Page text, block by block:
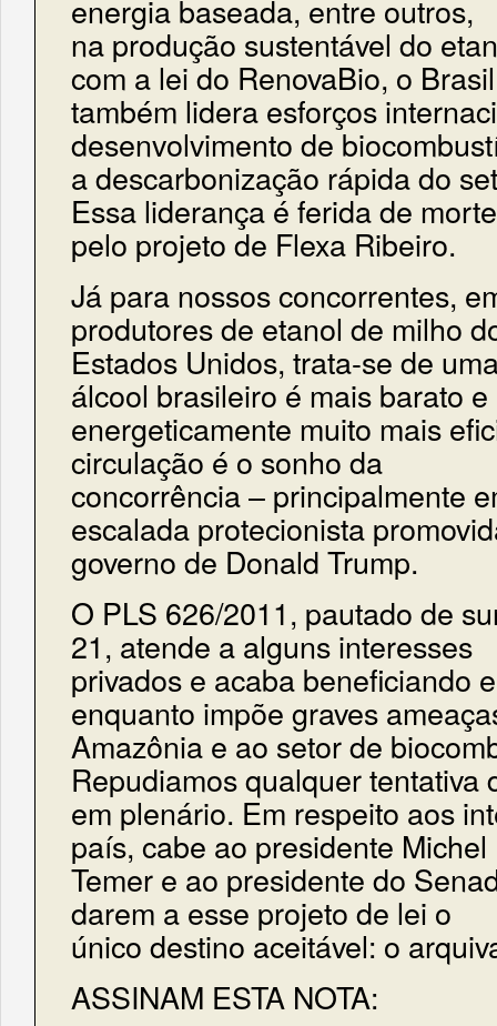
energia baseada, entre outros,
na produção sustentável do
com a lei do RenovaBio, o Brasil
também lidera esforços
desenvolvimento de
a descarbonização rápida do
Essa liderança é ferida de morte
pelo projeto de Flexa Ribeiro.
Já para nossos concorrentes,
produtores de etanol de milho
Estados Unidos, trata-se de
álcool brasileiro é mais barato e
energeticamente muito mais
circulação é o sonho da
concorrência – principalmente
escalada protecionista
governo de Donald Trump.
O PLS 626/2011, pautado de
21, atende a alguns interesses
privados e acaba beneficiando
enquanto impõe graves
Amazônia e ao setor de
Repudiamos qualquer tentativa
em plenário. Em respeito aos
país, cabe ao presidente Michel
Temer e ao presidente do
darem a esse projeto de lei o
único destino aceitável: o
ASSINAM ESTA NOTA: